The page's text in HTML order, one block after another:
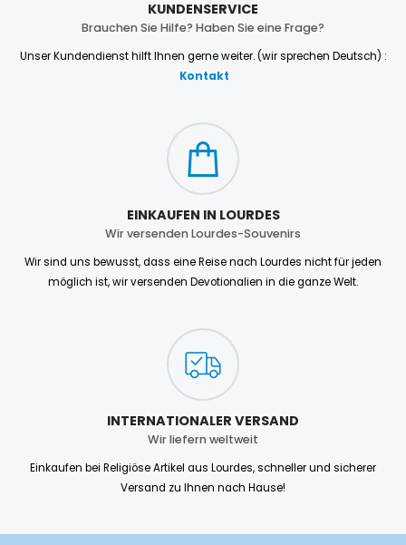
KUNDENSERVICE
Brauchen Sie Hilfe? Haben Sie eine Frage?
Unser Kundendienst hilft Ihnen gerne weiter. (wir sprechen Deutsch) :
Kontakt
EINKAUFEN IN LOURDES
Wir versenden Lourdes-Souvenirs
Wir sind uns bewusst, dass eine Reise nach Lourdes nicht für jeden
möglich ist, wir versenden Devotionalien in die ganze Welt.
INTERNATIONALER VERSAND
Wir liefern weltweit
Einkaufen bei Religiöse Artikel aus Lourdes, schneller und sicherer
Versand zu Ihnen nach Hause!